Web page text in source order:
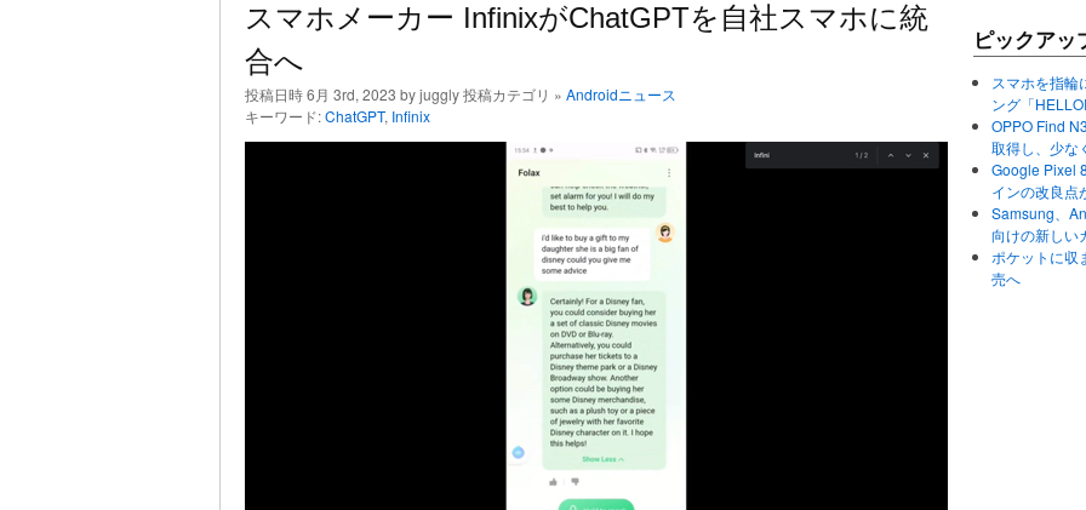
スマホメーカー InfinixがChatGPTを自社スマホに統
合へ
投稿日時 6月 3rd, 2023 by juggly 投稿カテゴリ » Androidニュース
キーワード:ChatGPT, Infinix
ピックアッ
スマホを指輪
ング「
OPPO Find
取得し、少な
Google Pixel
インの改良点
Samsung、
向けの新しい
ポケットに収
売へ